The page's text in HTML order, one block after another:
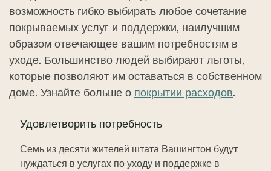
возможность гибко выбирать любое сочетание
покрываемых услуг и поддержки, наилучшим
образом отвечающее вашим потребностям в
уходе. Большинство людей выбирают льготы,
которые позволяют им оставаться в собственном
доме. Узнайте больше о покрытии расходов.
Удовлетворить потребность
Семь из десяти жителей штата Вашингтон будут
нуждаться в услугах по уходу и поддержке в